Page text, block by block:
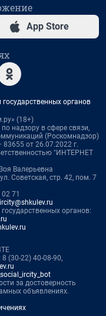
App Store
органов
(18+)
надзору в сфере связи,
(Роскомнадзор)
от 26.07.2022 г.
"ИНТЕРНЕТ
Валерьевна
Советская, стр. 42, пом. 7
71
ircity@shkulev.ru
органов:
(30-22) 40-08-90,
за достоверность
объявлениях.